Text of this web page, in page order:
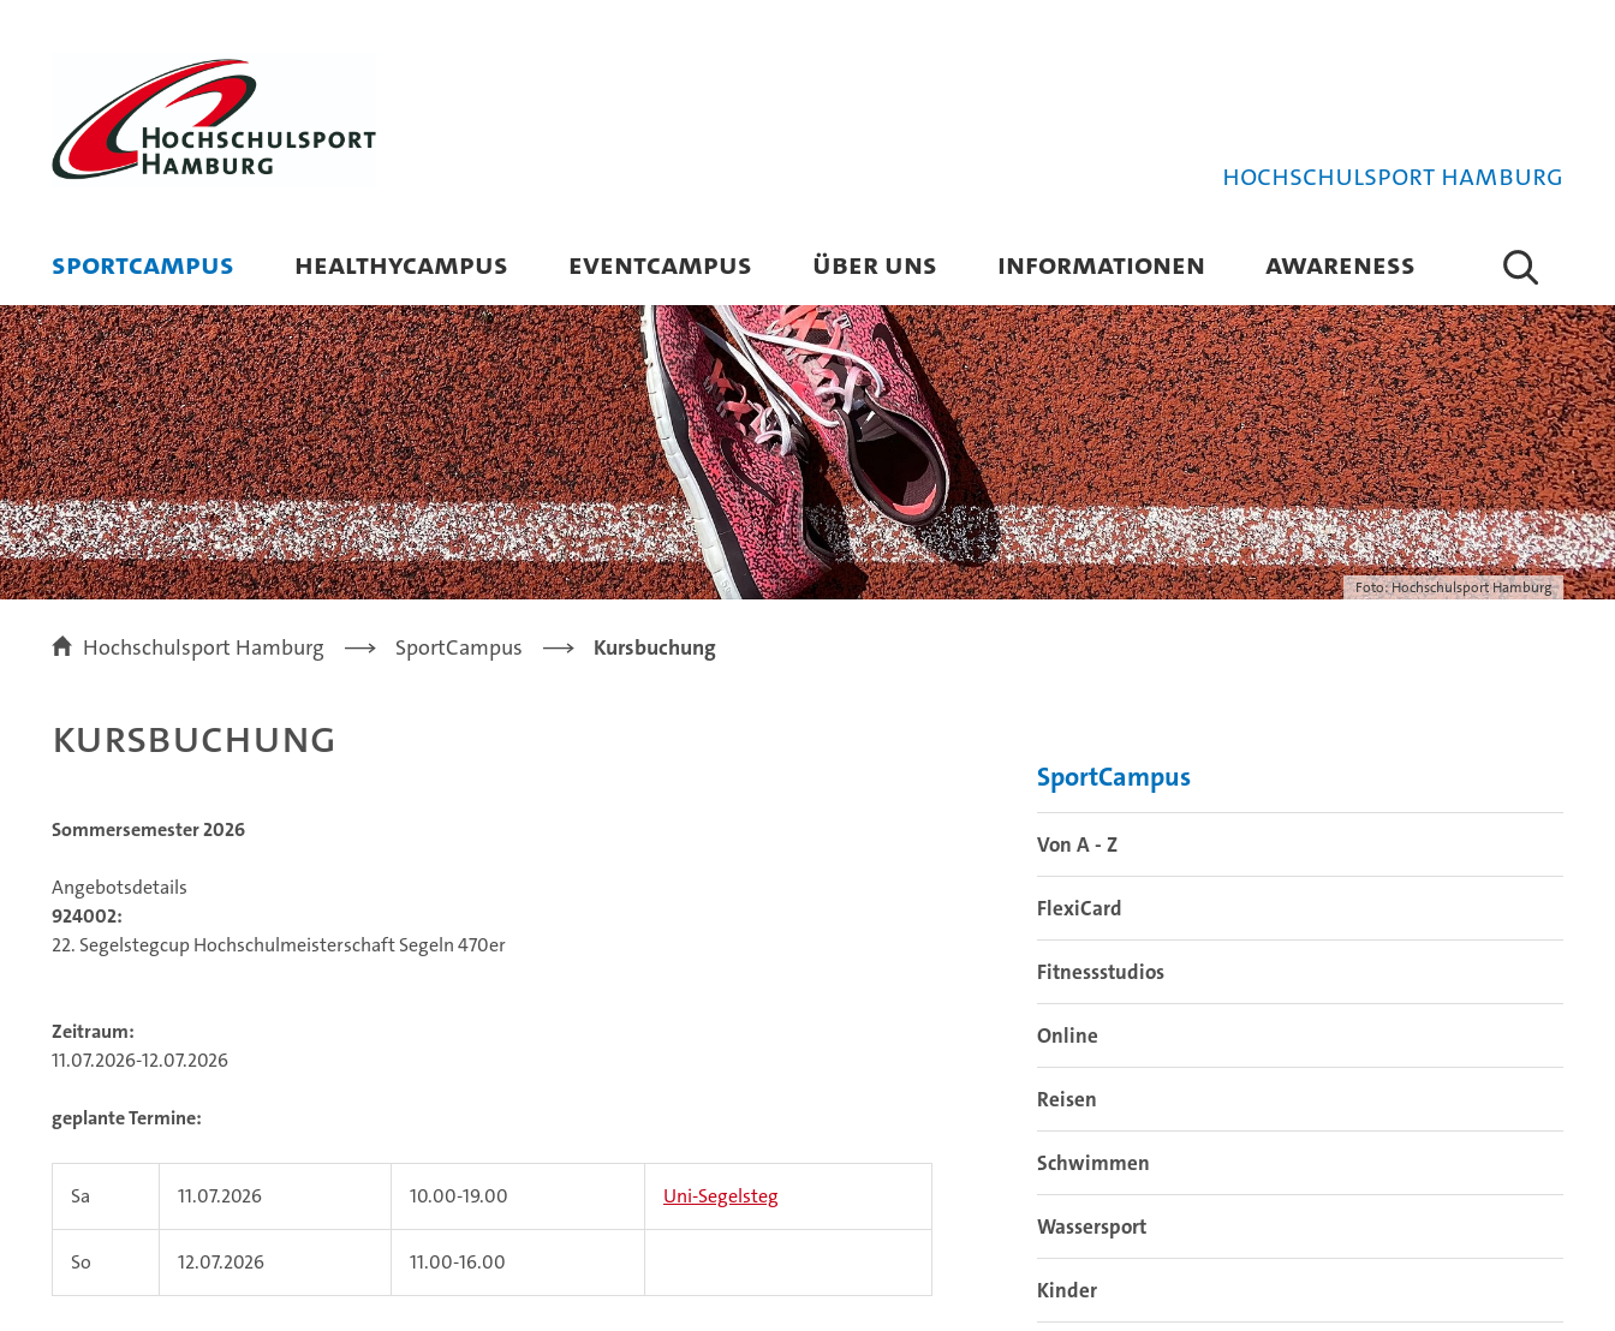
Hochschulsport Hamburg
SPORTCAMPUS HEALTHYCAMPUS EVENTCAMPUS ÜBER UNS INFORMATIONEN AWARENESS
Foto: Hochschulsport Hamburg
Hochschulsport Hamburg SportCampus Kursbuchung
Kursbuchung
Sommersemester 2026
Angebotsdetails
924002:
22. Segelstegcup Hochschulmeisterschaft Segeln 470er
Zeitraum:
11.07.2026-12.07.2026
geplante Termine:
Sa 11.07.2026 10.00-19.00 Uni-Segelsteg
So 12.07.2026 11.00-16.00
SportCampus
Von A - Z
FlexiCard
Fitnessstudios
Online
Reisen
Schwimmen
Wassersport
Kinder